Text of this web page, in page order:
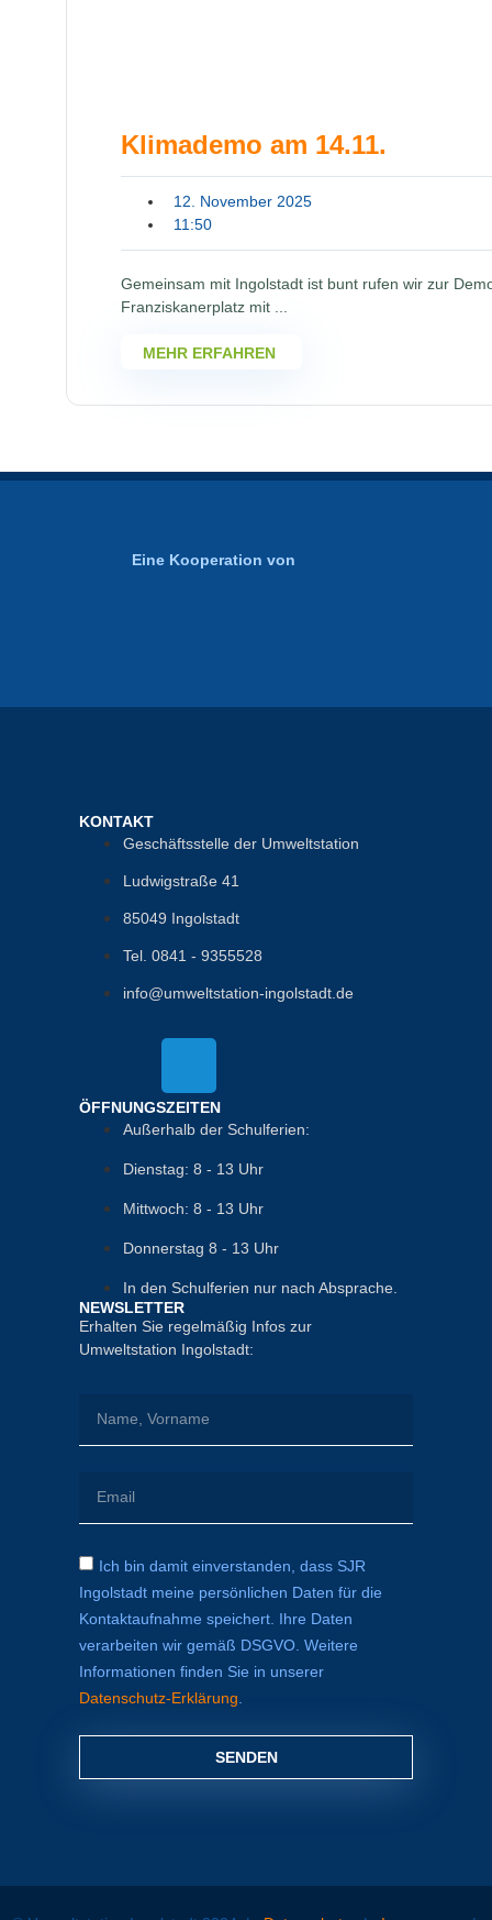
Klimademo am 14.11.
12. November 2025
11:50
Gemeinsam mit Ingolstadt ist bunt rufen wir zur
Franziskanerplatz mit ...
MEHR ERFAHREN
Eine Kooperation von
KONTAKT
Geschäftsstelle der Umweltstation
Ludwigstraße 41
85049 Ingolstadt
Tel. 0841 - 9355528
info@umweltstation-ingolstadt.de
ÖFFNUNGSZEITEN
Außerhalb der Schulferien:
Dienstag: 8 - 13 Uhr
Mittwoch: 8 - 13 Uhr
Donnerstag 8 - 13 Uhr
In den Schulferien nur nach Absprache.
NEWSLETTER
Erhalten Sie regelmäßig Infos zur
Umweltstation Ingolstadt:
Ich bin damit einverstanden, dass SJR
Ingolstadt meine persönlichen Daten für die
Kontaktaufnahme speichert. Ihre Daten
verarbeiten wir gemäß DSGVO. Weitere
Informationen finden Sie in unserer
Datenschutz-Erklärung
SENDEN